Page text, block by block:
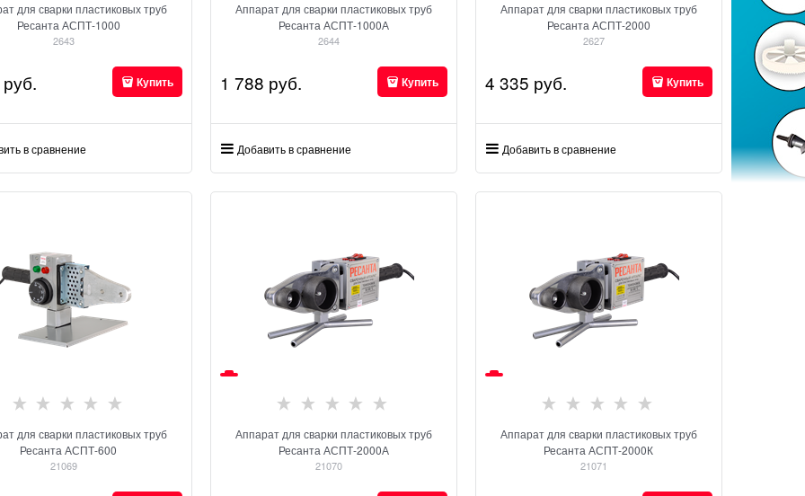
для сварки пластиковых труб
Ресанта АСПТ-1000
2643
руб. Купить
в сравнение
Аппарат для сварки пластиковых труб
Ресанта АСПТ-1000А
2644
1 788 руб. Купить
Добавить в сравнение
Аппарат для сварки пластиковых труб
Ресанта АСПТ-2000
2627
4 335 руб. Купить
Добавить в сравнение
для сварки пластиковых труб
Ресанта АСПТ-600
21069
Аппарат для сварки пластиковых труб
Ресанта АСПТ-2000А
21070
Аппарат для сварки пластиковых труб
Ресанта АСПТ-2000К
21071